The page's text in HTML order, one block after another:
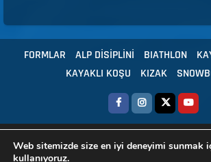
FORMLAR ALP DİSİPLİNİ BIATHLON
KAYAKLI KOŞU
KIZAK
Copyright © 2024 Tüm hakları Türkiye Kayak
Web sitemizde size en iyi deneyimi sunmak
kullanıyoruz.